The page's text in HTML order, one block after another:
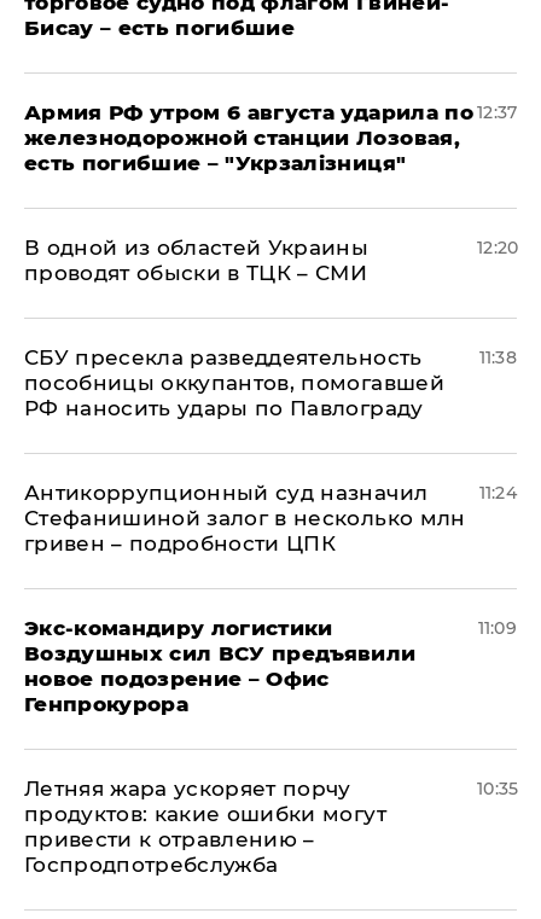
Бисау – есть погибшие
Армия РФ утром 6 августа ударила по
железнодорожной станции Лозовая,
есть погибшие – "Укрзалізниця"
12:37
В одной из областей Украины
проводят обыски в ТЦК – СМИ
12:20
СБУ пресекла разведдеятельность
пособницы оккупантов, помогавшей
РФ наносить удары по Павлограду
11:38
Антикоррупционный суд назначил
Стефанишиной залог в несколько млн
гривен – подробности ЦПК
11:24
Экс-командиру логистики
Воздушных сил ВСУ предъявили
новое подозрение – Офис
Генпрокурора
11:09
Летняя жара ускоряет порчу
продуктов: какие ошибки могут
привести к отравлению –
Госпродпотребслужба
10:35